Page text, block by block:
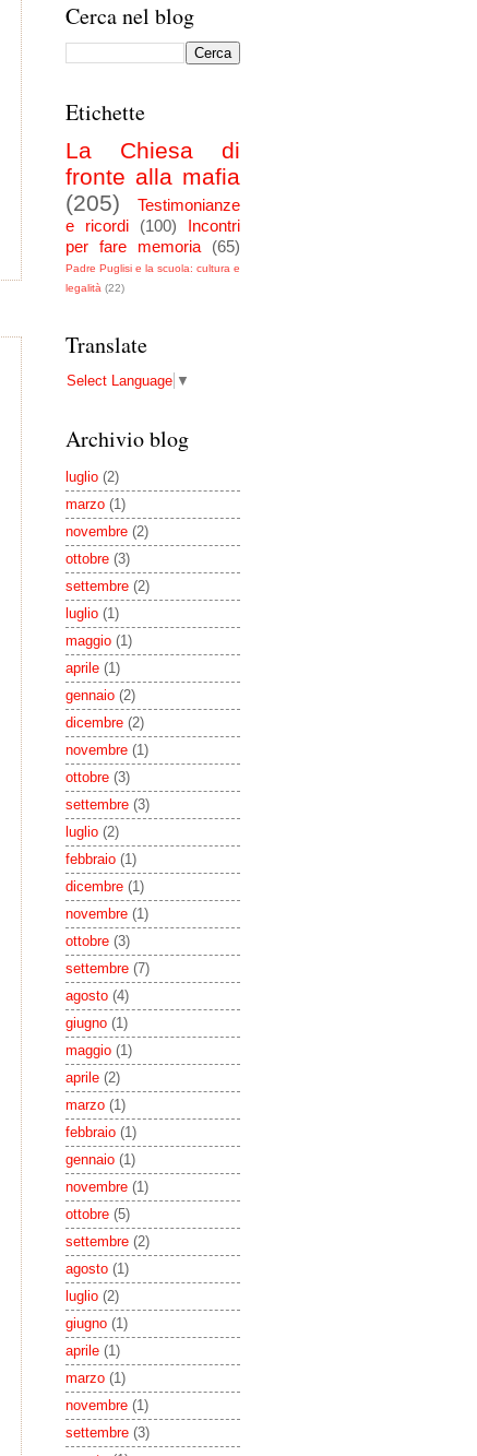
Cerca nel blog
Etichette
La Chiesa di
fronte alla mafia
(205)
Testimonianze
e ricordi
(100)
Incontri
per fare memoria
(65)
Padre Puglisi e la scuola: cultura e
legalità (22)
Translate
Select Language ▼
Archivio blog
luglio (2)
marzo (1)
novembre (2)
ottobre (3)
settembre (2)
luglio (1)
maggio (1)
aprile (1)
gennaio (2)
dicembre (2)
novembre (1)
ottobre (3)
settembre (3)
luglio (2)
febbraio (1)
dicembre (1)
novembre (1)
ottobre (3)
settembre (7)
agosto (4)
giugno (1)
maggio (1)
aprile (2)
marzo (1)
febbraio (1)
gennaio (1)
novembre (1)
ottobre (5)
settembre (2)
agosto (1)
luglio (2)
giugno (1)
aprile (1)
marzo (1)
novembre (1)
settembre (3)